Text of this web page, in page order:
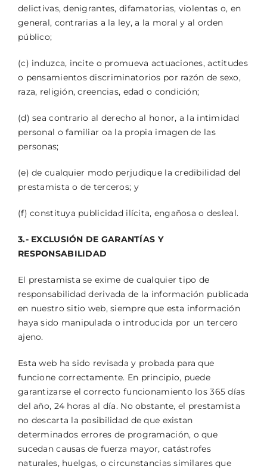
delictivas, denigrantes, difamatorias, violentas o, en
general, contrarias a la ley, a la moral y al orden
público;
(c) induzca, incite o promueva actuaciones, actitudes
o pensamientos discriminatorios por razón de sexo,
raza, religión, creencias, edad o condición;
(d) sea contrario al derecho al honor, a la intimidad
personal o familiar oa la propia imagen de las
personas;
(e) de cualquier modo perjudique la credibilidad del
prestamista o de terceros; y
(f) constituya publicidad ilícita, engañosa o desleal.
3.- EXCLUSIÓN DE GARANTÍAS Y
RESPONSABILIDAD
El prestamista se exime de cualquier tipo de
responsabilidad derivada de la información publicada
en nuestro sitio web, siempre que esta información
haya sido manipulada o introducida por un tercero
ajeno.
Esta web ha sido revisada y probada para que
funcione correctamente. En principio, puede
garantizarse el correcto funcionamiento los 365 días
del año, 24 horas al día. No obstante, el prestamista
no descarta la posibilidad de que existan
determinados errores de programación, o que
sucedan causas de fuerza mayor, catástrofes
naturales, huelgas, o circunstancias similares que